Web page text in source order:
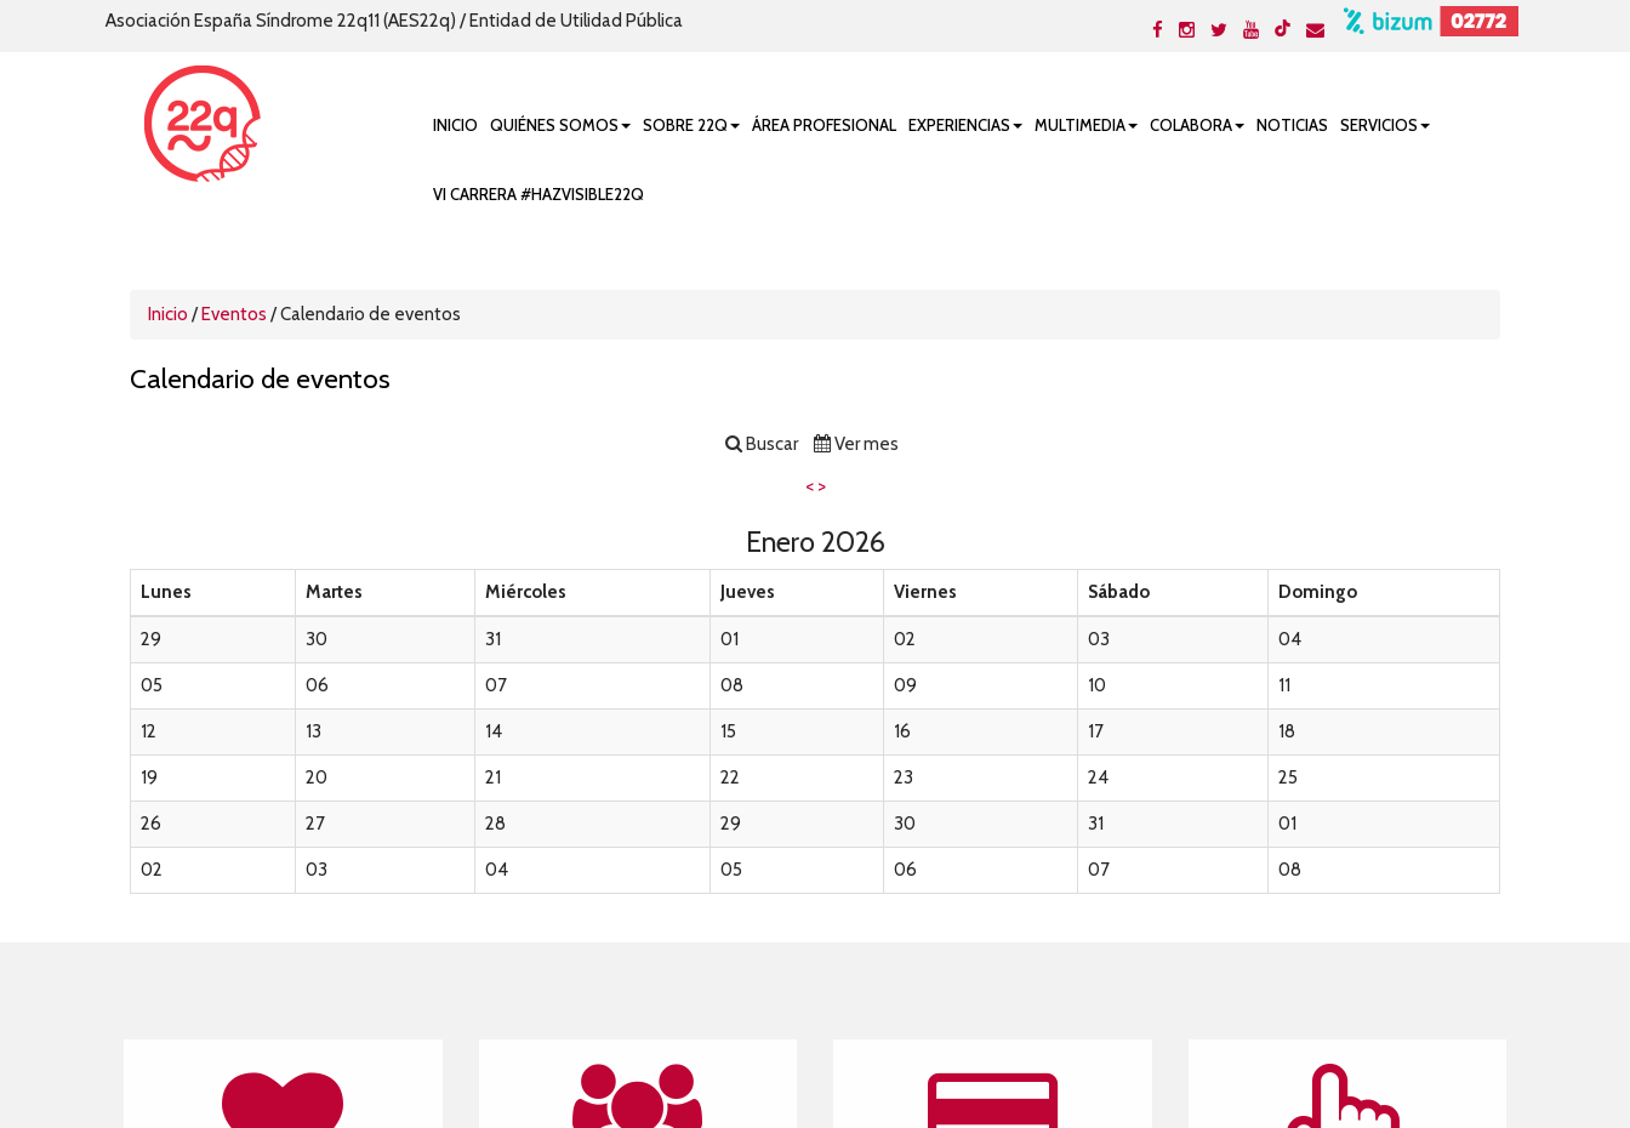
Asociación España Síndrome 22q11 (AES22q) / Entidad de Utilidad Pública
INICIO QUIÉNES SOMOS SOBRE 22Q ÁREA PROFESIONAL EXPERIENCIAS MULTIMEDIA COLABORA NOTICIAS SERVICIOS
VI CARRERA #HAZVISIBLE22Q
Inicio /Eventos / Calendario de eventos
Calendario de eventos
Buscar
Ver mes
< >
Enero 2026
Lunes Martes Miércoles Jueves Viernes Sábado Domingo
29 30 31 01 02 03 04
05 06 07 08 09 10 11
12 13 14 15 16 17 18
19 20 21 22 23 24 25
26 27 28 29 30 31 01
02 03 04 05 06 07 08